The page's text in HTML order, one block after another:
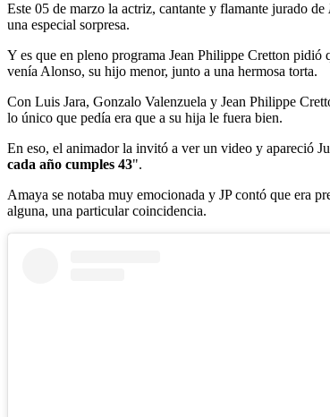
Este 05 de marzo la actriz, cantante y flamante jurado de
una especial sorpresa.
Y es que en pleno programa Jean Philippe Cretton pidió
venía Alonso, su hijo menor, junto a una hermosa torta.
Con Luis Jara, Gonzalo Valenzuela y Jean Philippe
lo único que pedía era que a su hija le fuera bien.
En eso, el animador la invitó a ver un video y apareció
cada año cumples 43".
Amaya se notaba muy emocionada y JP contó que era
alguna, una particular coincidencia.